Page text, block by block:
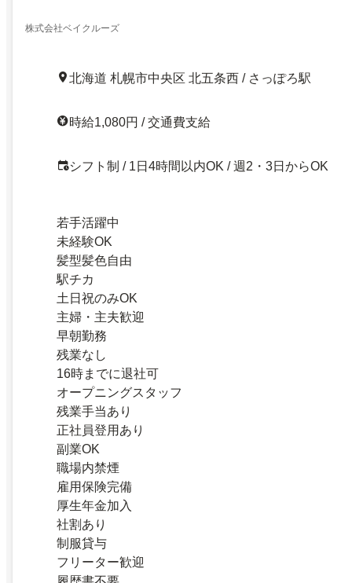
株式会社ベイクルーズ
北海道 札幌市中央区 北五条西 / さっぽろ駅
時給1,080円 / 交通費支給
シフト制 / 1日4時間以内OK / 週2・3日からOK
若手活躍中
未経験OK
髪型髪色自由
駅チカ
土日祝のみOK
主婦・主夫歓迎
早朝勤務
残業なし
16時までに退社可
オープニングスタッフ
残業手当あり
正社員登用あり
副業OK
職場内禁煙
雇用保険完備
厚生年金加入
社割あり
制服貸与
フリーター歓迎